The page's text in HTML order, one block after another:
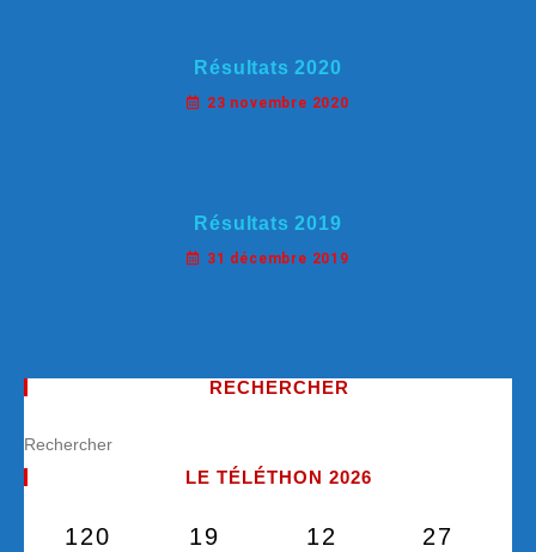
Résultats 2020
23 novembre 2020
Résultats 2019
31 décembre 2019
RECHERCHER
LE TÉLÉTHON 2026
120 19 12 26